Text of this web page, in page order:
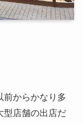
前からかなり多
型店舗の出店だ